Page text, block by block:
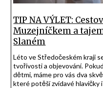
TIP NA VÝLET:
Muzejníčkem a
Slaném
Léto ve Středočeském kraji
tvořivosti a objevování.
dětmi, máme pro vás dva
které potěší zvídavé hlavičky